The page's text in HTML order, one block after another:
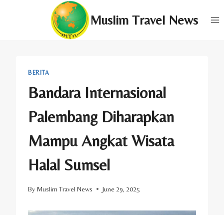
Muslim Travel News
BERITA
Bandara Internasional
Palembang Diharapkan
Mampu Angkat Wisata
Halal Sumsel
By Muslim Travel News June 29, 2025